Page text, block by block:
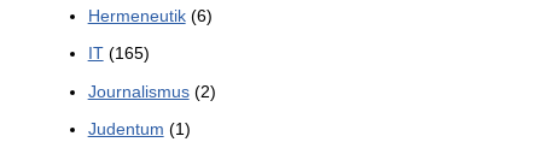
Hermeneutik(6)
IT(165)
Journalismus(2)
Judentum (1)